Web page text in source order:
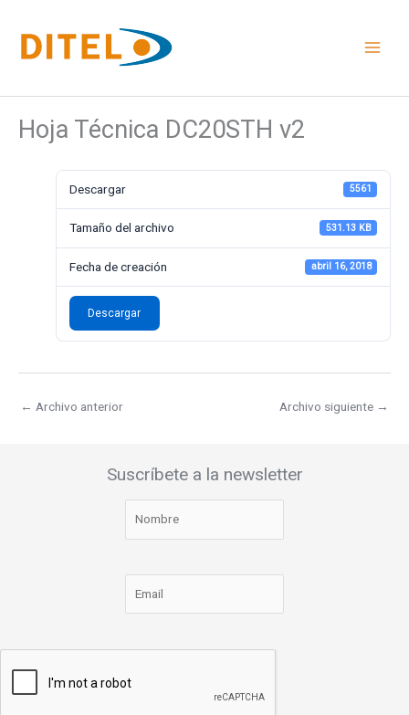
contenido
Hoja Técnica DC20STH v2
Descargar 5561
Tamaño del archivo 531.13 KB
Fecha de creación abril 16, 2018
Descargar
← Archivo anterior Archivo siguiente →
Suscríbete a la newsletter